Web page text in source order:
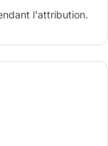
l'attribution.